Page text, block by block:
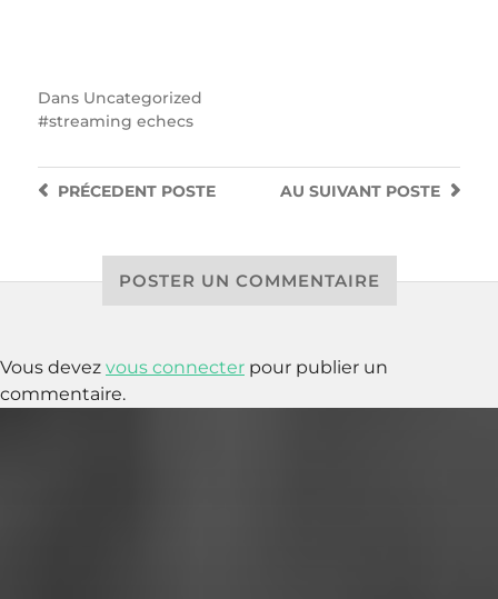
Dans Uncategorized
streaming echecs
AU SUIVANT POSTE
PRÉCEDENTPOSTE
POSTER UN COMMENTAIRE
Vous devez vous connecter pour publier un
commentaire.